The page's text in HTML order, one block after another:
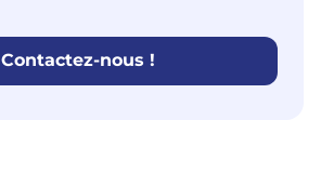
Contactez-nous !